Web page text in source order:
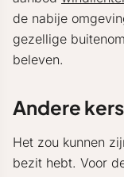
de nabije
gezellige
beleven.
Andere
Het zou kunnen
bezit hebt. Voor